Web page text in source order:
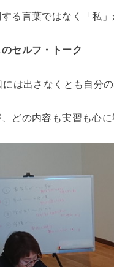
る言葉ではなく「私」
セルフ・トーク
は出さなくとも自分
どの内容も実習も心に